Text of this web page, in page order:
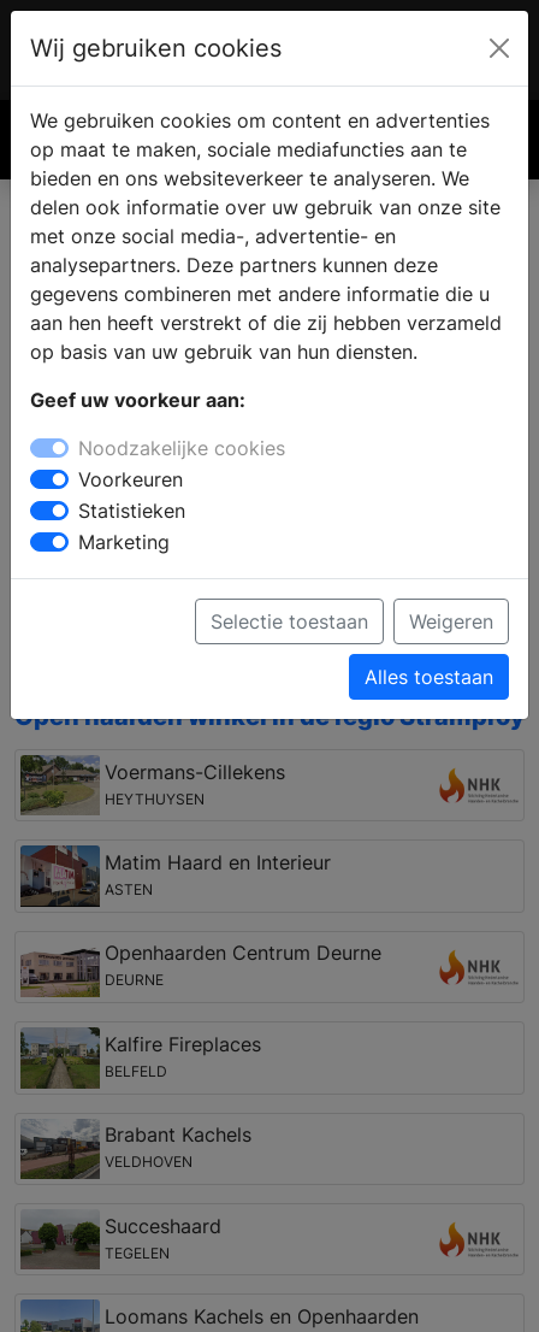
€ 0.00
Eigen haard of kachel vinden
in Stramproy
Stramproy kunt u inspiratie op doen bij de
haardenspecialist. Bij een specialist zijn verschillende
soorten haarden te bezichtigen en kunt u uitzoeken
wat de mogelijkheden zijn voor uw woning, interieur
en budget. Bij de haardenspeciaalzaak vindt u alles op
het gebied van houthaarden en gashaarden,
vrijstaand en inbouw, of pellet kachels, houtkachels
en gaskachels. Bovendien kunt u zich laten
informeren over een vakkundige installatie en de
Open haarden winkel in de regio Stramproy
Voermans-Cillekens
HEYTHUYSEN
Matim Haard en Interieur
ASTEN
Openhaarden Centrum Deurne
DEURNE
Kalfire Fireplaces
BELFELD
Brabant Kachels
VELDHOVEN
Succeshaard
TEGELEN
Loomans Kachels en Openhaarden
Wij gebruiken cookies
We gebruiken cookies om content en advertenties
op maat te maken, sociale mediafuncties aan te
bieden en ons websiteverkeer te analyseren. We
delen ook informatie over uw gebruik van onze site
met onze social media-, advertentie- en
analysepartners. Deze partners kunnen deze
gegevens combineren met andere informatie die u
aan hen heeft verstrekt of die zij hebben verzameld
op basis van uw gebruik van hun diensten.
Geef uw voorkeur aan:
Noodzakelijke cookies
Voorkeuren
Statistieken
Marketing
Selectie toestaan Weigeren
Alles toestaan